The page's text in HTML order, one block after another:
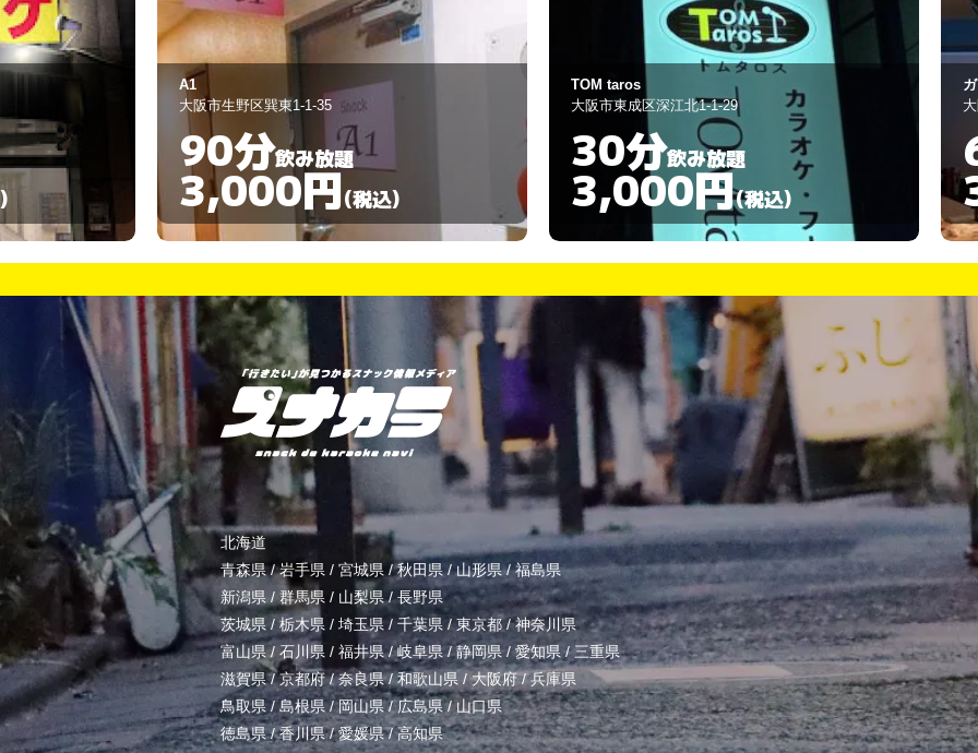
TOM taros
大阪市東成区深江北1-1-29
30分飲み放題
3,000円(税込)
ガレージ
大阪市平野区瓜破1-2-54
60分飲み放題
3,000円(税込)
北海道
青森県/岩手県 / 宮城県 /秋田県 /山形県/福島県
新潟県 / 群馬県 / 山梨県/長野県
茨城県 / 栃木県 / 埼玉県/ 千葉県 /東京都/神奈川県
富山県/ 石川県 / 福井県/岐阜県/静岡県/ 愛知県 / 三重県
滋賀県/京都府/奈良県/和歌山県 /大阪府/兵庫県
鳥取県/島根県/岡山県/広島県/山口県
徳島県/香川県/愛媛県/高知県